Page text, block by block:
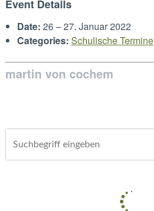
Event Details
Date: 26–27. Januar 2022
Categories: Schulische Termine
martin von cochem